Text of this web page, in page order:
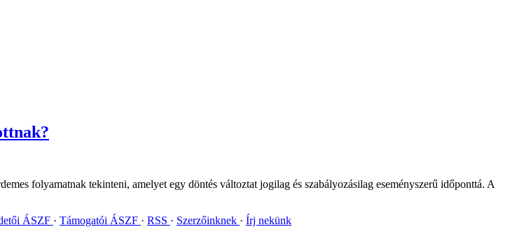
folyamatnak tekinteni, amelyet egy döntés változtat jogilag és szabályozásilag eseményszerű időponttá. A
ÁSZF Támogatói ÁSZF RSS Szerzőinknek Írj nekünk